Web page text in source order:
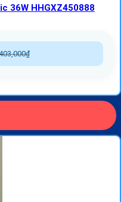
36W HHGXZ450888
₫